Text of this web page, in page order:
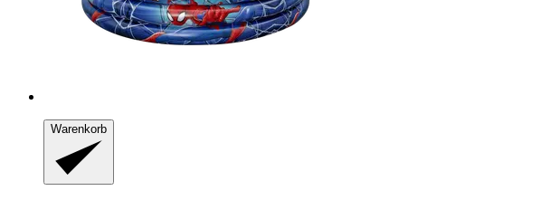
Warenkorb